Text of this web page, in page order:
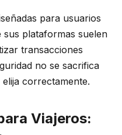
para usuarios
sus plataformas suelen
transacciones
no se sacrifica
correctamente.
Viajeros: